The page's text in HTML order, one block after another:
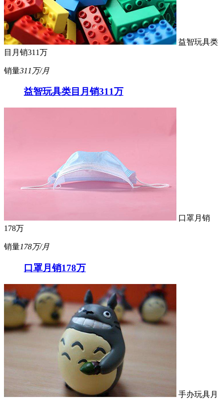
益智玩具类
目月销311万
销量311万/月
益智玩具类目月销311万
口罩月销
178万
销量178万/月
口罩月销178万
手办玩具月